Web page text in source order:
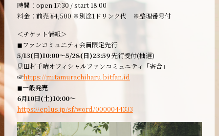
時間：open 17:30 / start 18:00
料金：前売 ¥4,500 ※別途1ドリンク代 ※整理番号付
＜チケット情報＞
◼︎ファンコミュニティ会員限定先行
5/13(日)10:00～5/28(日)23:59先行受付(抽選)
見田村千晴オフィシャルファンコミュニティ「寄合」
☞https://mitamurachiharu.bitfan.id
◼︎一般発売
6月10日(土)10:00～
https://eplus.jp/sf/word/0000044333